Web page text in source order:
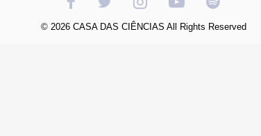
© 2026 CASA DAS CIÊNCIAS All Rights Reserved